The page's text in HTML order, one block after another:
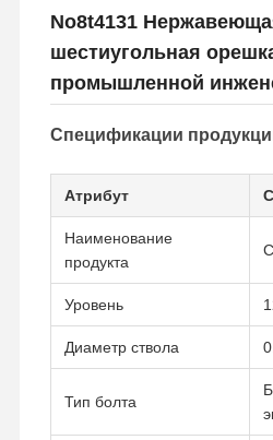
No8t4131
шестиугольная
промышленной
Спецификации
Атрибут
Наименование
продукта
Уровень
Диаметр ствола
Тип болта